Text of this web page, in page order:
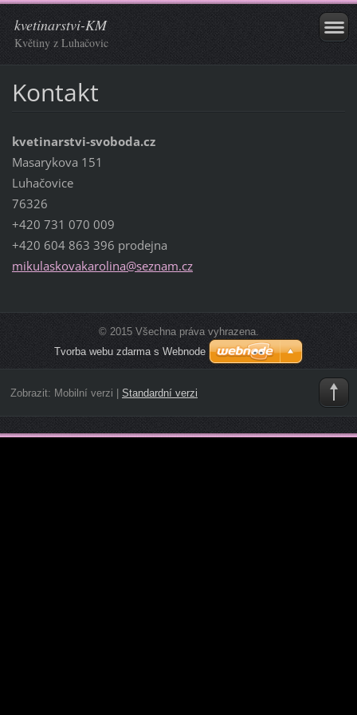
kvetinarstvi-KM
Květiny z Luhačovic
Kontakt
kvetinarstvi-svoboda.cz
Masarykova 151
Luhačovice
76326
+420 731 070 009
+420 604 863 396 prodejna
mikulaskovakarolina@seznam.cz
© 2015 Všechna práva vyhrazena.
Tvorba webu zdarma s Webnode
Zobrazit: Mobilní verzi Standardní verzi